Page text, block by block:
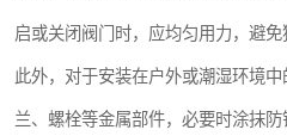
启或关闭阀门时，应均匀用力，避免
此外，对于安装在户外或潮湿环境
兰、螺栓等金属部件，必要时涂抹